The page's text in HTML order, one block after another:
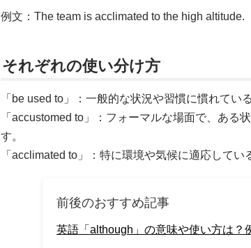
例文：The team is acclimated to the high altitude.
それぞれの使い分け方
「be used to」：一般的な状況や習慣に慣れてい
「accustomed to」：フォーマルな場面で、ある
す。
「acclimated to」：特に環境や気候に適応してい
前後のおすすめ記事
英語「although」の意味や使い方は？